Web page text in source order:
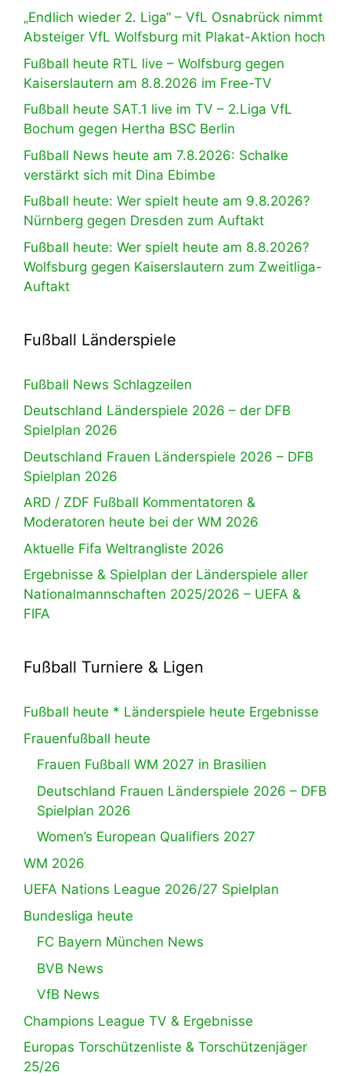
„Endlich wieder 2. Liga“ – VfL Osnabrück nimmt
Absteiger VfL Wolfsburg mit Plakat-Aktion hoch
Fußball heute RTL live – Wolfsburg gegen
Kaiserslautern am 8.8.2026 im Free-TV
Fußball heute SAT.1 live im TV – 2.Liga VfL
Bochum gegen Hertha BSC Berlin
Fußball News heute am 7.8.2026: Schalke
verstärkt sich mit Dina Ebimbe
Fußball heute: Wer spielt heute am 9.8.2026?
Nürnberg gegen Dresden zum Auftakt
Fußball heute: Wer spielt heute am 8.8.2026?
Wolfsburg gegen Kaiserslautern zum Zweitliga-
Auftakt
Fußball Länderspiele
Fußball News Schlagzeilen
Deutschland Länderspiele 2026 – der DFB
Spielplan 2026
Deutschland Frauen Länderspiele 2026 – DFB
Spielplan 2026
ARD / ZDF Fußball Kommentatoren &
Moderatoren heute bei der WM 2026
Aktuelle Fifa Weltrangliste 2026
Ergebnisse & Spielplan der Länderspiele aller
Nationalmannschaften 2025/2026 – UEFA &
FIFA
Fußball Turniere & Ligen
Fußball heute * Länderspiele heute Ergebnisse
Frauenfußball heute
Frauen Fußball WM 2027 in Brasilien
Deutschland Frauen Länderspiele 2026 – DFB
Spielplan 2026
Women’s European Qualifiers 2027
WM 2026
UEFA Nations League 2026/27 Spielplan
Bundesliga heute
FC Bayern München News
BVB News
VfB News
Champions League TV & Ergebnisse
Europas Torschützenliste & Torschützenjäger
25/26